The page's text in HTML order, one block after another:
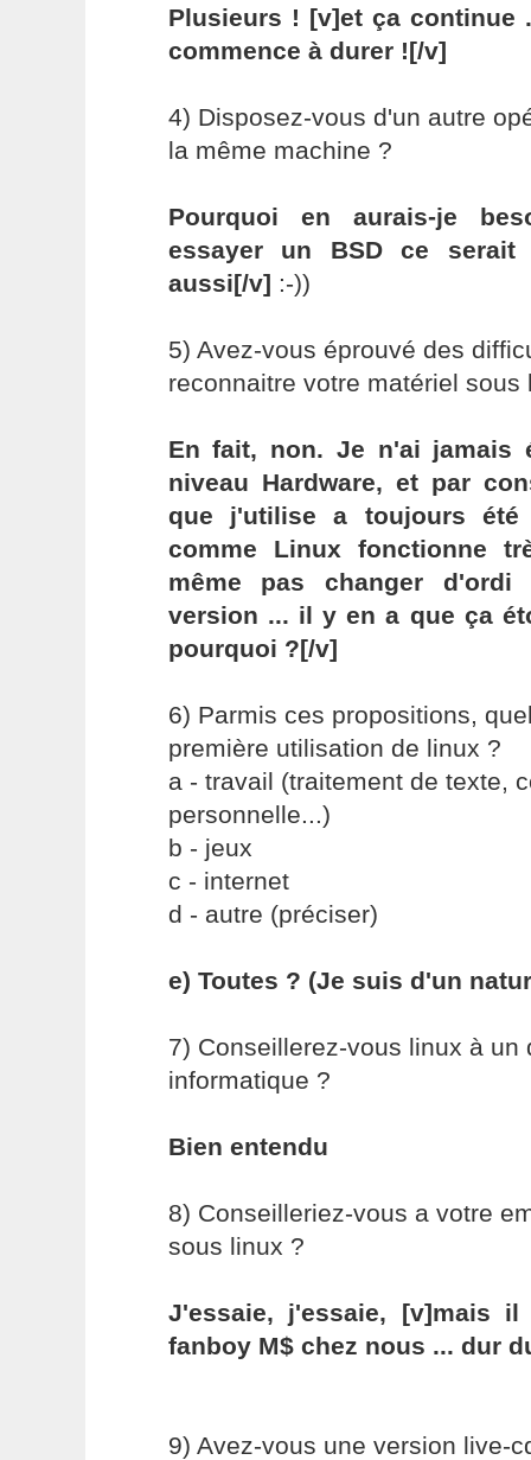
Plusieurs ! [v]et ça continue
commence à durer ![/v]
4) Disposez-vous d'un autre
la même machine ?
Pourquoi en aurais-je
essayer un BSD ce serait
aussi[/v] :-))
5) Avez-vous éprouvé des
reconnaitre votre matériel sous
En fait, non. Je n'ai jamais
niveau Hardware, et par
que j'utilise a toujours été
comme Linux fonctionne
même pas changer d'ordi
version ... il y en a que ça
pourquoi ?[/v]
6) Parmis ces propositions,
première utilisation de linux ?
a - travail (traitement de texte,
personnelle...)
b - jeux
c - internet
d - autre (préciser)
e) Toutes ? (Je suis d'un
7) Conseillerez-vous linux à un
informatique ?
Bien entendu
8) Conseilleriez-vous a votre
sous linux ?
J'essaie, j'essaie, [v]mais
fanboy M$ chez nous ... dur
9) Avez-vous une version live-